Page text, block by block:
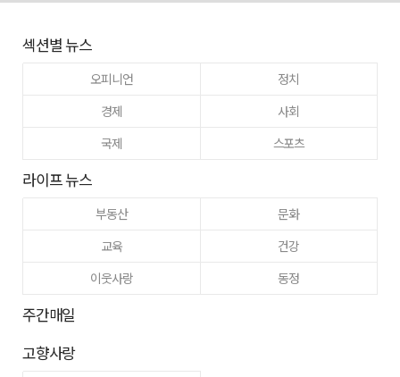
섹션별 뉴스
오피니언
정치
경제
사회
국제
스포츠
라이프 뉴스
부동산
문화
교육
건강
이웃사랑
동정
주간매일
고향사랑